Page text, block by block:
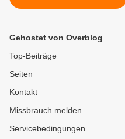
Gehostet von Overblog
Top-Beiträge
Seiten
Kontakt
Missbrauch melden
Servicebedingungen